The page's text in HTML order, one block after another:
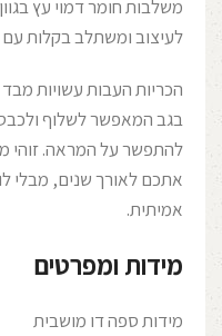
משלבות חומר דמוי עץ
לעיצוב ומשתלב בקלות עם
הכריות העבות עשויות
בגב המאפשר לשלוף
להתפשר על המראה.
אתכם לאורך שנים, מבלי
אמיתית.
מידות ומפרטים
מידות ספה דו מושבית